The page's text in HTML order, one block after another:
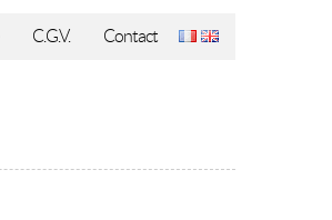
C.G.V. Contact